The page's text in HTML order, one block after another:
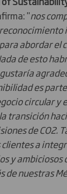
"nos
abordar el
de esto
es
circular y
transición
de CO2.
a
y
de nuestras